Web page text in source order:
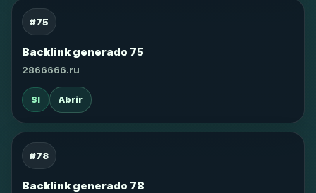
#75
Backlink generado 75
2866666.ru
SI Abrir
#78
Backlink generado 78